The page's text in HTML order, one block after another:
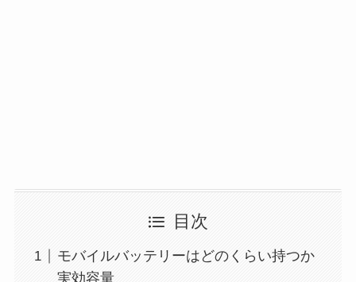
目次
モバイルバッテリーはどのくらい持つか
実効容量